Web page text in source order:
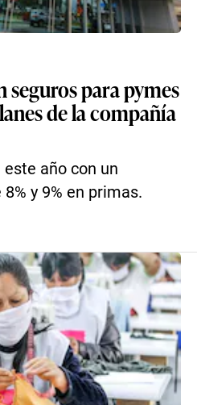
seguros para pymes
de la compañía
año con un
y 9% en primas.